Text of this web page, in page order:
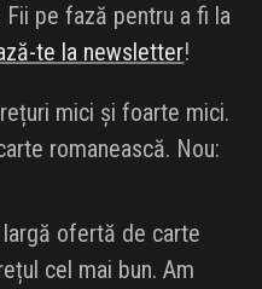
pe fază pentru a fi la
te la newsletter!
mici și foarte mici.
romanească. Nou:
largă ofertă de carte
cel mai bun. Am